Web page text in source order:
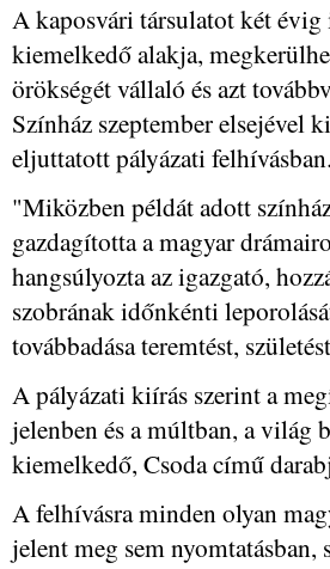
A kaposvári társulatot két
kiemelkedő alakja,
örökségét vállaló és azt
Színház szeptember elsejével
eljuttatott pályázati felhívásban.
"Miközben példát adott
gazdagította a magyar
hangsúlyozta az igazgató,
szobrának időnkénti
továbbadása teremtést,
A pályázati kiírás szerint a
jelenben és a múltban, a világ
kiemelkedő, Csoda című
A felhívásra minden olyan
jelent meg sem